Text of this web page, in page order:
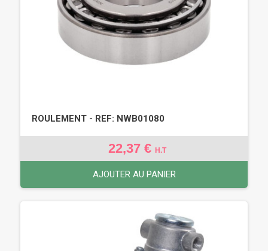
ROULEMENT - REF: NWB01080
22,37 € H.T
AJOUTER AU PANIER